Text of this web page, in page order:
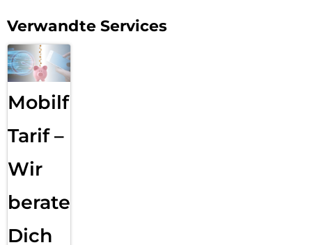
Verwandte Services
Mobilfunk
Tarif –
Wir
beraten
Dich